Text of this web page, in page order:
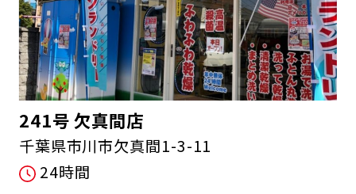
241号 欠真間店
千葉県市川市欠真間1-3-11
24時間